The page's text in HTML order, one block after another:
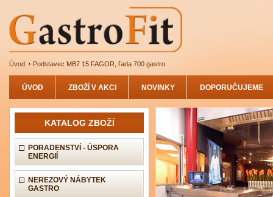
Úvod Podstavec MB7 15 FAGOR, řada 700 gastro
ÚVOD ZBOŽÍ V AKCI NOVINKY DOPORUČUJEME
KATALOG ZBOŽÍ
PORADENSTVÍ - ÚSPORA
ENERGIÍ
NEREZOVÝ NÁBYTEK
GASTRO